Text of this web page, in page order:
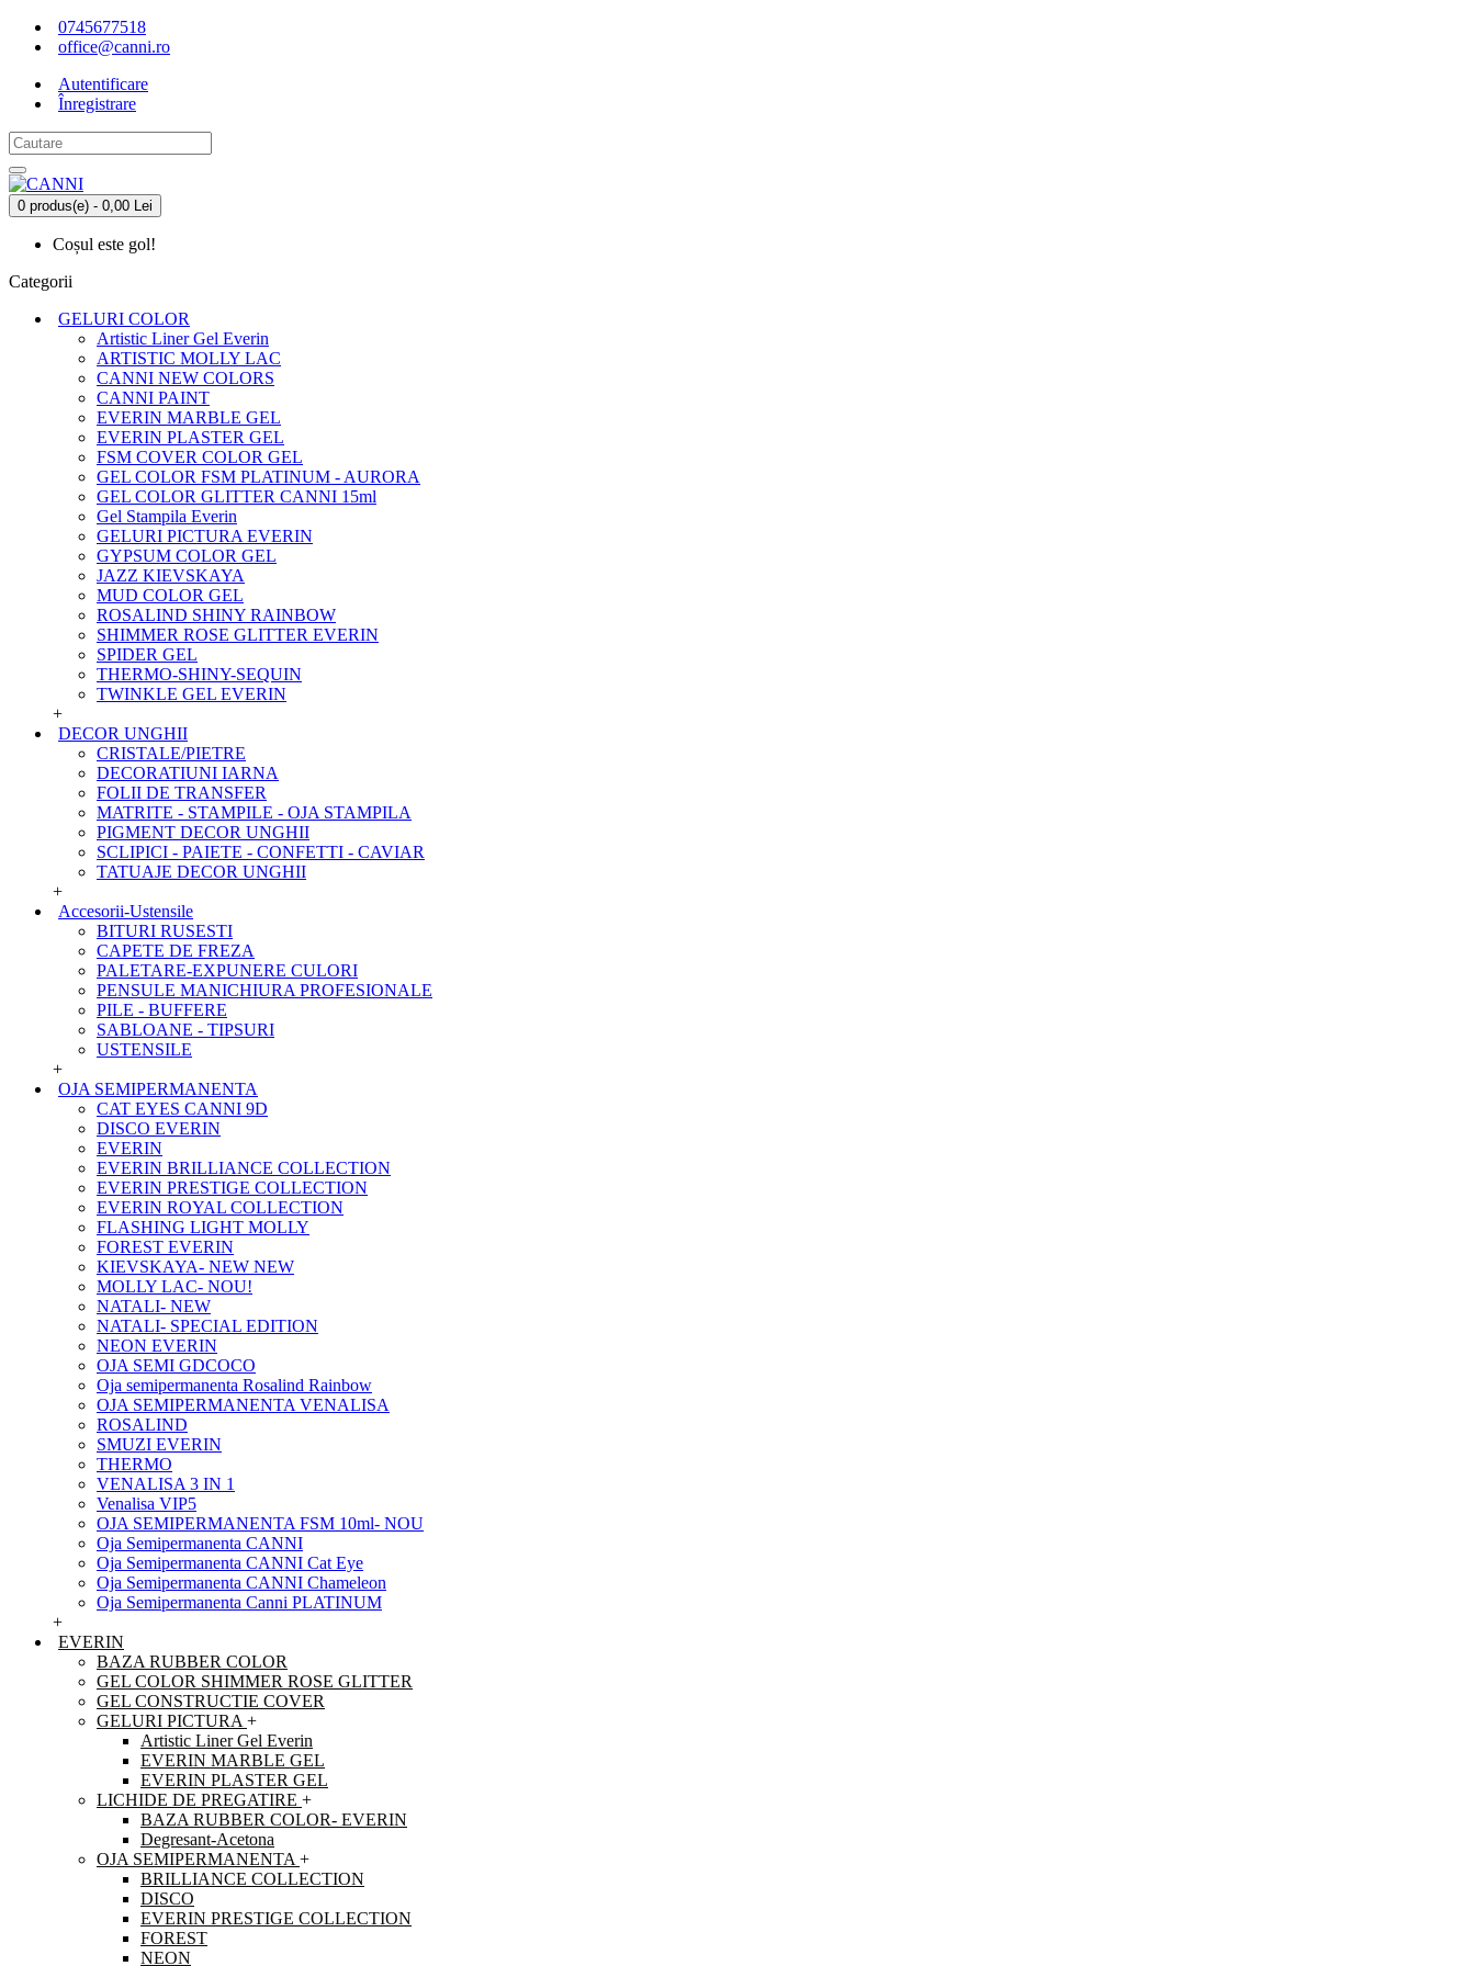
0745677518
office@canni.ro
Autentificare
Înregistrare
0 produs(e) - 0,00 Lei
Coșul este gol!
Categorii
GELURI COLOR
Artistic Liner Gel Everin
ARTISTIC MOLLY LAC
CANNI NEW COLORS
CANNI PAINT
EVERIN MARBLE GEL
EVERIN PLASTER GEL
FSM COVER COLOR GEL
GEL COLOR FSM PLATINUM - AURORA
GEL COLOR GLITTER CANNI 15ml
Gel Stampila Everin
GELURI PICTURA EVERIN
GYPSUM COLOR GEL
JAZZ KIEVSKAYA
MUD COLOR GEL
ROSALIND SHINY RAINBOW
SHIMMER ROSE GLITTER EVERIN
SPIDER GEL
THERMO-SHINY-SEQUIN
TWINKLE GEL EVERIN
+
DECOR UNGHII
CRISTALE/PIETRE
DECORATIUNI IARNA
FOLII DE TRANSFER
MATRITE - STAMPILE - OJA STAMPILA
PIGMENT DECOR UNGHII
SCLIPICI - PAIETE - CONFETTI - CAVIAR
TATUAJE DECOR UNGHII
+
Accesorii-Ustensile
BITURI RUSESTI
CAPETE DE FREZA
PALETARE-EXPUNERE CULORI
PENSULE MANICHIURA PROFESIONALE
PILE - BUFFERE
SABLOANE - TIPSURI
USTENSILE
+
OJA SEMIPERMANENTA
CAT EYES CANNI 9D
DISCO EVERIN
EVERIN
EVERIN BRILLIANCE COLLECTION
EVERIN PRESTIGE COLLECTION
EVERIN ROYAL COLLECTION
FLASHING LIGHT MOLLY
FOREST EVERIN
KIEVSKAYA- NEW NEW
MOLLY LAC- NOU!
NATALI- NEW
NATALI- SPECIAL EDITION
NEON EVERIN
OJA SEMI GDCOCO
Oja semipermanenta Rosalind Rainbow
OJA SEMIPERMANENTA VENALISA
ROSALIND
SMUZI EVERIN
THERMO
VENALISA 3 IN 1
Venalisa VIP5
OJA SEMIPERMANENTA FSM 10ml- NOU
Oja Semipermanenta CANNI
Oja Semipermanenta CANNI Cat Eye
Oja Semipermanenta CANNI Chameleon
Oja Semipermanenta Canni PLATINUM
+
EVERIN
BAZA RUBBER COLOR
GEL COLOR SHIMMER ROSE GLITTER
GEL CONSTRUCTIE COVER
GELURI PICTURA +
Artistic Liner Gel Everin
EVERIN MARBLE GEL
EVERIN PLASTER GEL
LICHIDE DE PREGATIRE +
BAZA RUBBER COLOR- EVERIN
Degresant-Acetona
OJA SEMIPERMANENTA +
BRILLIANCE COLLECTION
DISCO
EVERIN PRESTIGE COLLECTION
FOREST
NEON